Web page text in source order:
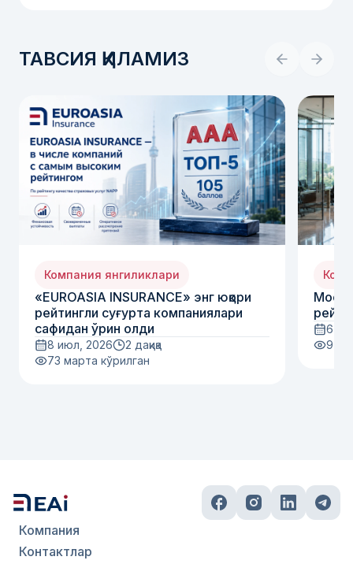
ТАВСИЯ ҚИЛАМИЗ
Компания янгиликлари
«EUROASIA INSURANCE» энг юқори
рейтингли суғурта компаниялари
сафидан ўрин олди
8 июл, 2026
2 дақиқа
73 марта кўрилган
6
97
Компания
Контактлар